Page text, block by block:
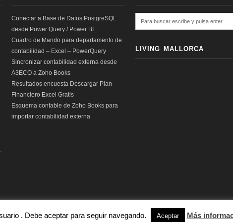
Conectar a Base de Datos PostgreSQL
desde Power Query / Power BI
Cuadro de Mando para departamento de
contabilidad – Excel – PowerQuery
Sincronizar contabilidad externa desde
A3ECO a Zoho Books
Resultados encuesta Descargar Plan
Financiero Excel Gratis
Esquema contable de Zoho Books para
importar contabilidad externa
LIVING MALLORCA
. Debe aceptar para seguir navegando. Aceptar Más